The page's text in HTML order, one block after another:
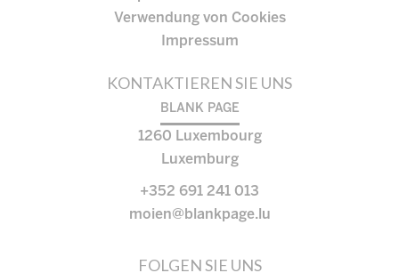
Verwendung von Cookies
Impressum
KONTAKTIEREN SIE UNS
BLANK PAGE
1260 Luxembourg
Luxemburg
+352 691 241 013
moien@blankpage.lu
FOLGEN SIE UNS